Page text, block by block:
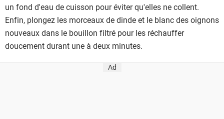
un fond d'eau de cuisson pour éviter qu'elles ne collent.
Enfin, plongez les morceaux de dinde et le blanc des oignons
nouveaux dans le bouillon filtré pour les réchauffer
doucement durant une à deux minutes.
Ad